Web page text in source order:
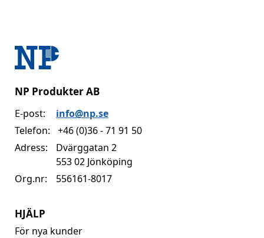
NP Produkter AB
E-post:
info@np.se
Telefon:
+46 (0)36 - 71 91 50
Adress:
Dvärggatan 2
553 02 Jönköping
Org.nr:
556161-8017
HJÄLP
För nya kunder